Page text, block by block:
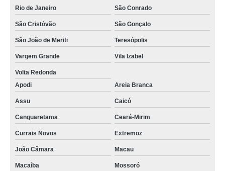
Rio de Janeiro São Conrado
São Cristóvão São Gonçalo
São João de Meriti Teresópolis
Vargem Grande Vila Izabel
Volta Redonda
Apodi
Areia Branca
Assu Caicó
Canguaretama Ceará-Mirim
Currais Novos Extremoz
João Câmara Macau
Macaíba Mossoró